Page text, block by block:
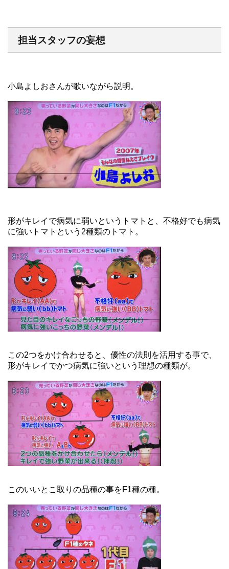
担当スタッフの妄想
小島よしおさんが歌いながら説明。
形がキレイで病気に弱いというトマトと、不格好でも病気
に強いトマトという2種類のトマト。
この2つをかけ合わせると、優性の法則を活用する事で、
形がキレイでかつ病気に強いという理想の種類が。
このいいとこ取りの品種の事をF1種の種。